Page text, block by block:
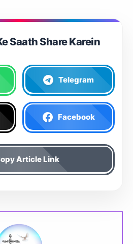
Saath Share Karein
Telegram
Facebook
Article Link